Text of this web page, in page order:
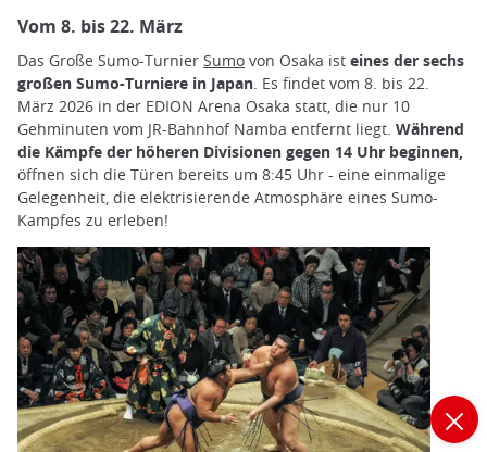
Vom 8. bis 22. März
Das Große Sumo-Turnier Sumo von Osaka ist eines der sechs
großen Sumo-Turniere in Japan . Es findet vom 8. bis 22.
März 2026 in der EDION Arena Osaka statt, die nur 10
Gehminuten vom JR-Bahnhof Namba entfernt liegt. Während
die Kämpfe der höheren Divisionen gegen 14 Uhr beginnen,
öffnen sich die Türen bereits um 8:45 Uhr - eine einmalige
Gelegenheit, die elektrisierende Atmosphäre eines Sumo-
Kampfes zu erleben!